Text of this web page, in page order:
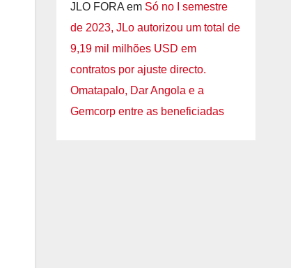
JLO FORAem Só no I semestre
de 2023, JLo autorizou um total de
9,19 mil milhões USD em
contratos por ajuste directo.
Omatapalo, Dar Angola e a
Gemcorp entre as beneficiadas